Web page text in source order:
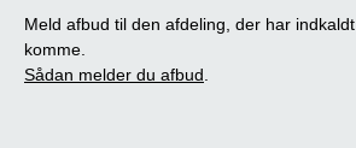
Meld afbud til den afdeling, der har
komme.
Sådan melder du afbud.